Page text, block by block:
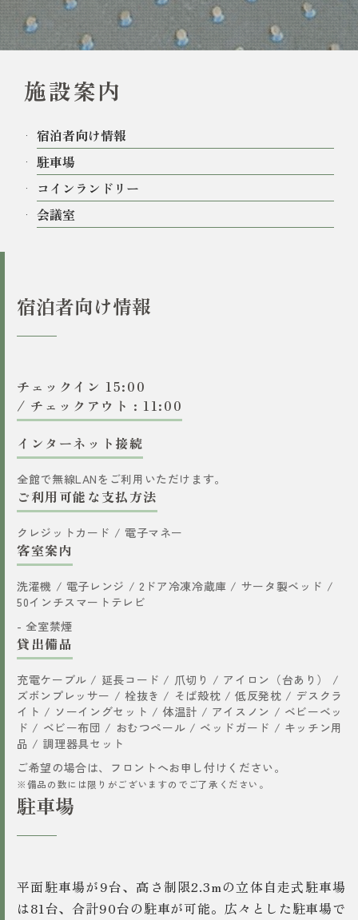
施設案内
宿泊者向け情報
駐車場
コインランドリー
会議室
宿泊者向け情報
チェックイン 15:00
/ チェックアウト : 11:00
インターネット接続
全館で無線LANをご利用いただけます。
ご利用可能な支払方法
クレジットカード / 電子マネー
客室案内
洗濯機 / 電子レンジ / 2ドア冷凍冷蔵庫 / サータ製ベッド /
50インチスマートテレビ
- 全室禁煙
貸出備品
充電ケーブル / 延長コード / 爪切り / アイロン（台あり） /
ズボンプレッサー / 栓抜き / そば殻枕 / 低反発枕 / デスクラ
イト / ソーイングセット / 体温計 / アイスノン / ベビーベッ
ド / ベビー布団 / おむつペール / ベッドガード / キッチン用
品 / 調理器具セット
ご希望の場合は、フロントへお申し付けください。
※備品の数には限りがございますのでご了承ください。
駐車場
平面駐車場が9台、高さ制限2.3mの立体自走式駐車場
は81台、合計90台の駐車が可能。広々とした駐車場で